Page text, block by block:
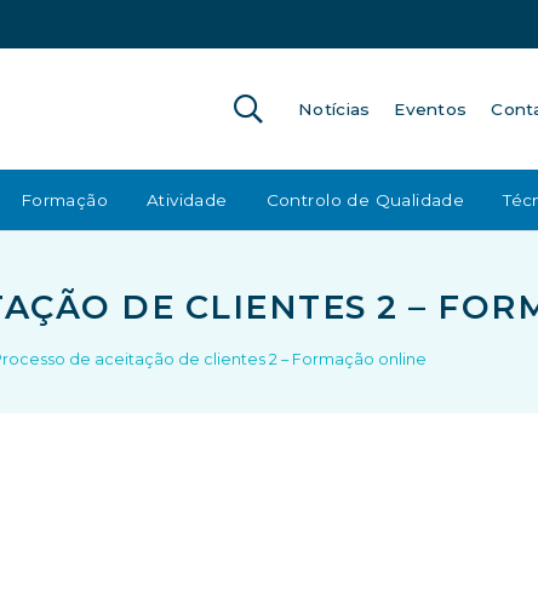
Notícias Eventos
Formação Atividade Controlo de Qualidade
DE CLIENTES 2 –
de aceitação de clientes 2 – Formação online